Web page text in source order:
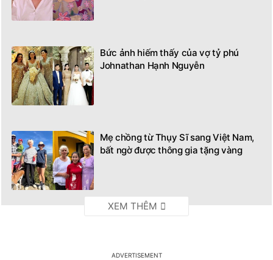
Bức ảnh hiếm thấy của vợ tỷ phú
Johnathan Hạnh Nguyễn
Mẹ chồng từ Thụy Sĩ sang Việt Nam,
bất ngờ được thông gia tặng vàng